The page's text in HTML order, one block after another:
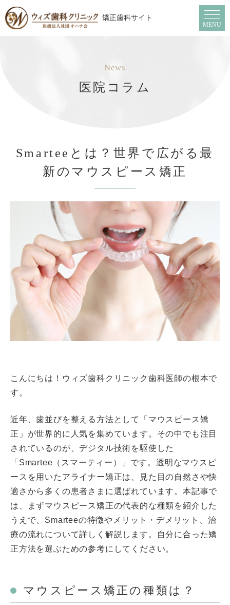
矯正歯科サイト
MENU
News
医院コラム
Smarteeとは？世界で広がる最
新のマウスピース矯正
こんにちは！ウィズ歯科クリニック歯科医師の根本で
す。
近年、歯並びを整える方法として「マウスピース矯
正」が世界的に人気を集めています。その中でも注目
されているのが、デジタル技術を駆使した
「Smartee（スマーティー）」です。透明なマウスピ
ースを用いたアライナー矯正は、見た目の自然さや快
適さから多くの患者さまに選ばれています。本記事で
は、まずマウスピース矯正の代表的な種類を紹介した
うえで、Smarteeの特徴やメリット・デメリット、治
療の流れについて詳しく解説します。自分に合った矯
正方法を選ぶための参考にしてください。
マウスピース矯正の種類は？